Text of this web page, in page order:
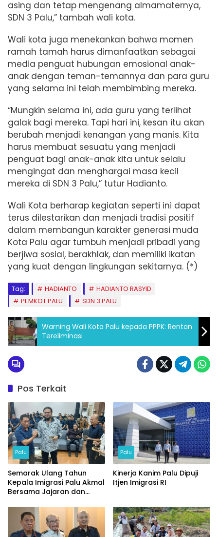
asing dan tetap mengenang almamaternya,
SDN 3 Palu,” tambah wali kota.
Wali kota juga menekankan bahwa momen
ramah tamah harus dimanfaatkan sebagai
media penguat hubungan emosional anak-
anak dengan teman-temannya dan para guru
yang selama ini telah membimbing mereka.
“Mungkin selama ini, ada guru yang terlihat
galak bagi mereka. Tapi hari ini, kesan itu akan
berubah menjadi kenangan yang manis. Kita
harus membuat sesuatu yang menjadi
penguat bagi anak-anak kita untuk selalu
mengingat dan menghargai masa kecil
mereka di SDN 3 Palu,” tutur Hadianto.
Wali Kota berharap kegiatan seperti ini dapat
terus dilestarikan dan menjadi tradisi positif
dalam membangun karakter generasi muda
Kota Palu agar tumbuh menjadi pribadi yang
berjiwa sosial, berakhlak, dan memiliki ikatan
yang kuat dengan lingkungan sekitarnya. (*)
Tag: HADIANTO
HADIANTO RASYID
PEMKOT PALU
SDN 3 PALU
Warning Wali Kota Palu kepada PPPK: Rentan
Tereliminasi
Pos Terkait
Palu
Semarak Ulang Tahun
Kepala Imigrasi Palu Akmal
Bersama Jajaran dan
Palu
Kinerja Kanim Palu Dipuji
Itjen Imigrasi RI